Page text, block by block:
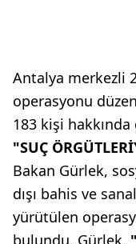
Antalya merkezli
operasyonu
183 kişi hakkında
"SUÇ
Bakan Gürlek,
dışı bahis ve
yürütülen
bulundu. Gürlek,